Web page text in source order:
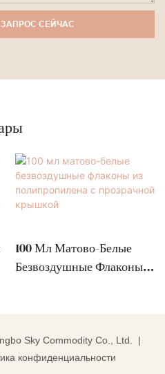
СЕЙЧАС
100 Мл Матово-Белые
Безвоздушные Флаконы
Sky Commodity Co., Ltd. |
конфиденциальности